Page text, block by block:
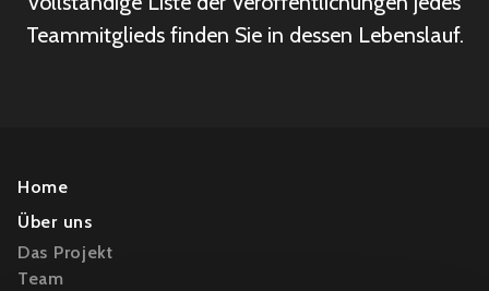
Teammitglieds finden Sie in dessen Lebenslauf.
Home
Über uns
Das Projekt
Team